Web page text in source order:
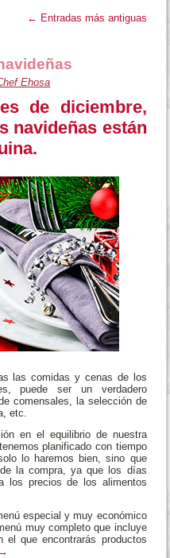
← Entradas más antiguas
Ehosa
de diciembre,
navideñas están
las comidas y cenas de los
puede ser un verdadero
comensales, la selección de
etc.
en el equilibrio de nuestra
planificado con tiempo
lo haremos bien, sino que
la compra, ya que los días
los precios de los alimentos
especial y muy económico
muy completo que incluye
que encontrarás productos
→